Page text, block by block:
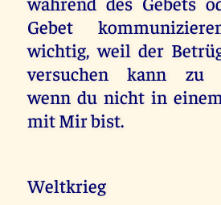
Gebet
wichtig, weil der
versuchen kann zu
wenn du nicht in
mit Mir bist.
Weltkrieg